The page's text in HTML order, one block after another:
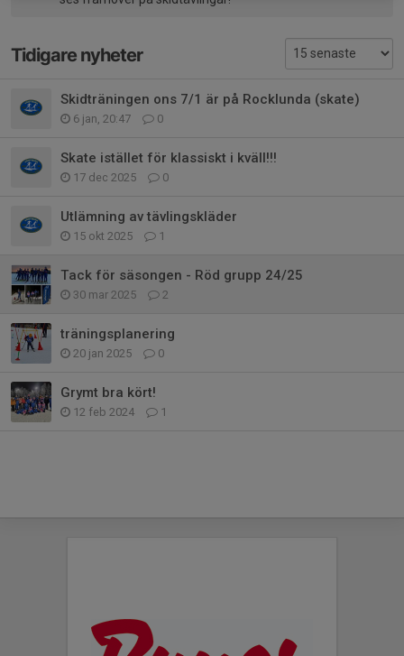
Tidigare nyheter
Skidträningen ons 7/1 är på Rocklunda (skate)
6 jan, 20:47 0
Skate istället för klassiskt i kväll!!!
17 dec 2025 0
Utlämning av tävlingskläder
15 okt 2025 1
Tack för säsongen - Röd grupp 24/25
30 mar 2025 2
träningsplanering
20 jan 2025 0
Grymt bra kört!
12 feb 2024 1